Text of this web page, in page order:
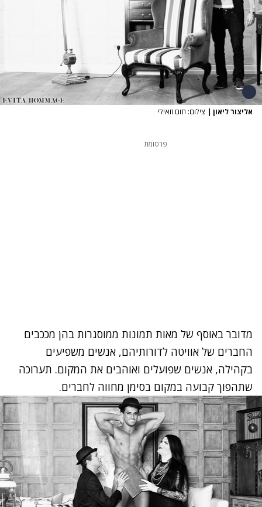
אליצור ליאון | צילום: תום זואילי
פרסומת
מדובר באוסף של מאות תמונות ממוסגרות בהן מככבים
החברים של אוויטה לדורותיהם, אנשים משפיעים
בקהילה, אנשים שפועלים ואוהבים את המקום. תערוכה
שתהפוך קבועה במקום בסימן מחווה לחברים.